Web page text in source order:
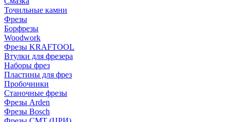
Точильные камни
Фрезы
Борфрезы
Woodwork
Фрезы KRAFTOOL
Втулки для фрезера
Наборы фрез
Пластины для фрез
Пробочники
Станочные фрезы
Фрезы Arden
Фрезы Bosch